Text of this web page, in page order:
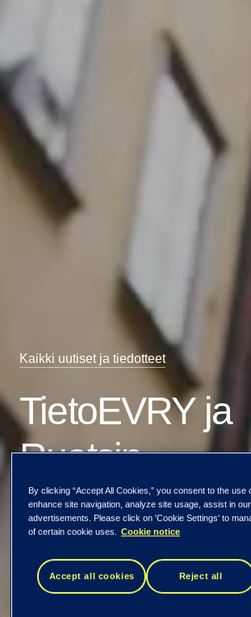
Kaikki uutiset ja tiedotteet
TietoEVRY ja
Ruotsin
keskuspankki
Riksbanken
kehittävät
By clicking “Accept All Cookies,” you consent to the
enhance site navigation, analyze site usage, assist in
advertisements. Please click on 'Cookie Settings' to
of certain cookie uses. Cookie notice
Accept all cookies Reject all